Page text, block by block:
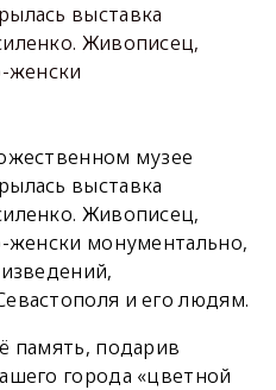
выставка
Живописец,
женски
музее
выставка
Живописец,
женски монументально,
и его людям.
память, подарив
города «цветной